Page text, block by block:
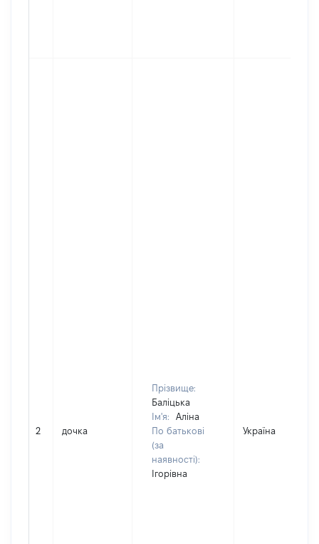
2 дочка
Прізвище:
Баліцька
Ім'я:
Аліна
По батькові
(за
наявності):
Ігорівна
Україна